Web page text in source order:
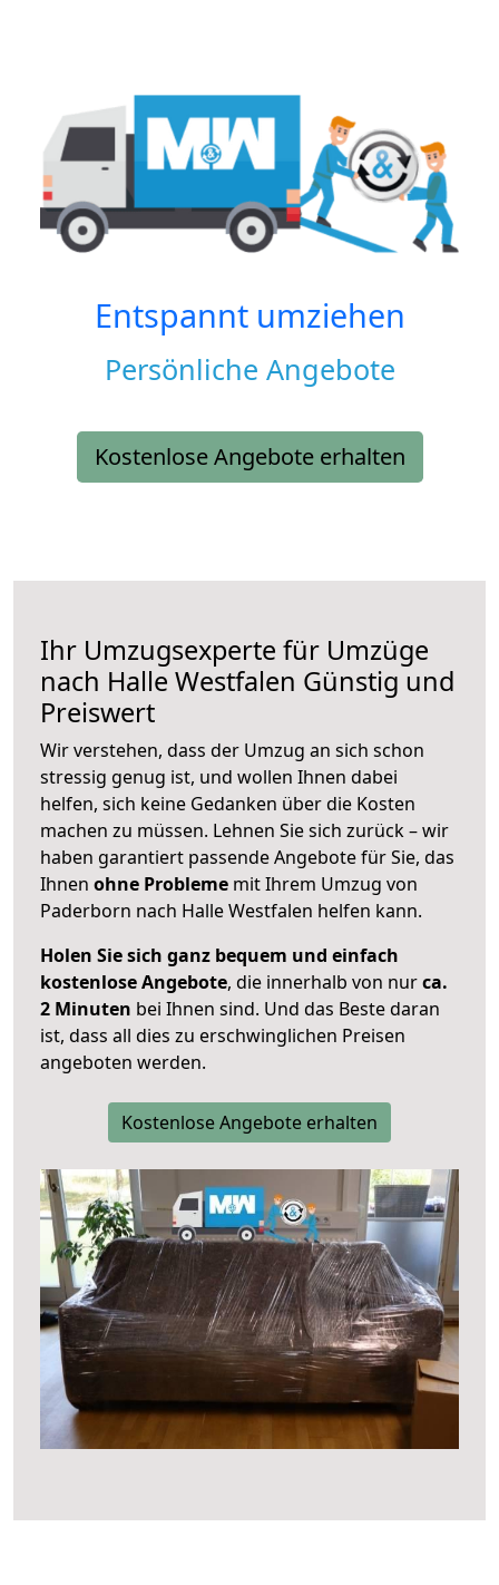
Entspannt umziehen
Persönliche Angebote
Kostenlose Angebote erhalten
Ihr Umzugsexperte für Umzüge
nach Halle Westfalen Günstig und
Preiswert
Wir verstehen, dass der Umzug an sich schon
stressig genug ist, und wollen Ihnen dabei
helfen, sich keine Gedanken über die Kosten
machen zu müssen. Lehnen Sie sich zurück – wir
haben garantiert passende Angebote für Sie, das
Ihnen ohne Probleme mit Ihrem Umzug von
Paderborn nach Halle Westfalen helfen kann.
Holen Sie sich ganz bequem und einfach
kostenlose Angebote, die innerhalb von nurca.
2 Minuten bei Ihnen sind. Und das Beste daran
ist, dass all dies zu erschwinglichen Preisen
angeboten werden.
Kostenlose Angebote erhalten